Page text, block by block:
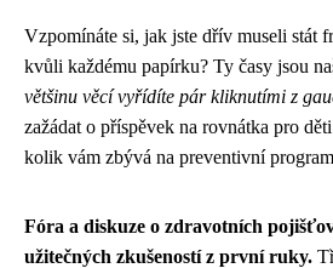
Vzpomínáte si, jak jste dřív museli stát
kvůli každému papírku? Ty časy jsou
většinu věcí vyřídíte pár kliknutími z
zažádat o příspěvek na rovnátka pro
kolik vám zbývá na preventivní
Fóra a diskuze o zdravotních
užitečných zkušeností z první ruky.